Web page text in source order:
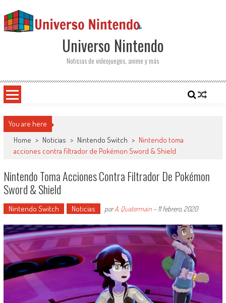
Universo Nintendo
Noticias de videojuegos, anime y más
You are here
Home > Noticias > Nintendo Switch > Nintendo toma
acciones contra filtrador de Pokémon Sword & Shield
Nintendo Toma Acciones Contra Filtrador De Pokémon
Sword & Shield
Nintendo Switch Noticias porA. Quatermain- 11 febrero, 2020